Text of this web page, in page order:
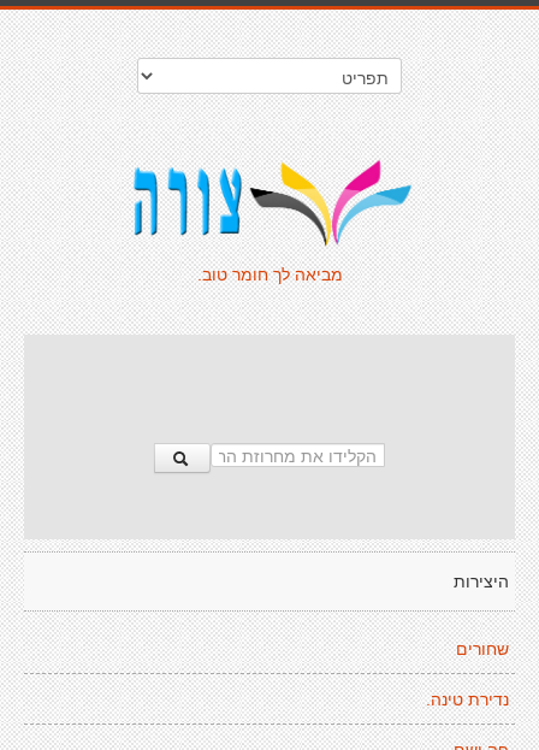
מביאה לך חומר טוב.
היצירות
שחורים
נדירת טינה.